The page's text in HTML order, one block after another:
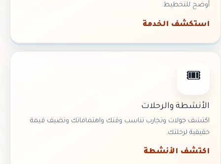
أوضح للتخطيط.
استكشف الخدمة
🎟
الأنشطة والرحلات
اكتشف جولات وتجارب تناسب وقتك واهتماماتك وتضيف قيمة
حقيقية لرحلتك.
اكتشف الأنشطة